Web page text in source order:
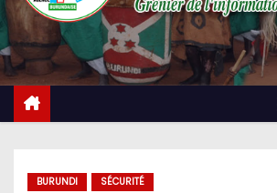
BURUNDI SÉCURITÉ